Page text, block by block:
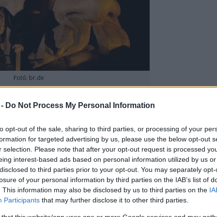
Do Not Process My Personal Information
opt-out of the sale, sharing to third parties, or processing of your
for targeted advertising by us, please use the below opt-out
selection. Please note that after your opt-out request is processed
interest-based ads based on personal information utilized by us
to third parties prior to your opt-out. You may separately
of your personal information by third parties on the IAB’s list of
This information may also be disclosed by us to third parties on the
Participants that may further disclose it to other third parties.
Fotó: br.de
Ring-feldolgozás harmadik darabjának hétfői
szerint visszatalált a rá jellemző trash
volt.
kanadai tenor, Lance Ryan, és Brünnhilde
-, valamint Kirill Petrenko karnagy
a legjobb éveiket élik" - mondta a tekintélyes
amely sok nevetést is kiváltott, de úgy tűnik,
hogy a "hagyományőrzőket" sértse. Számos